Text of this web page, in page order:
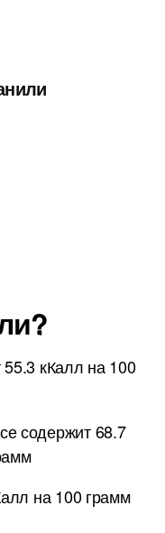
кКалл на 100
содержит 68.7
на 100 грамм